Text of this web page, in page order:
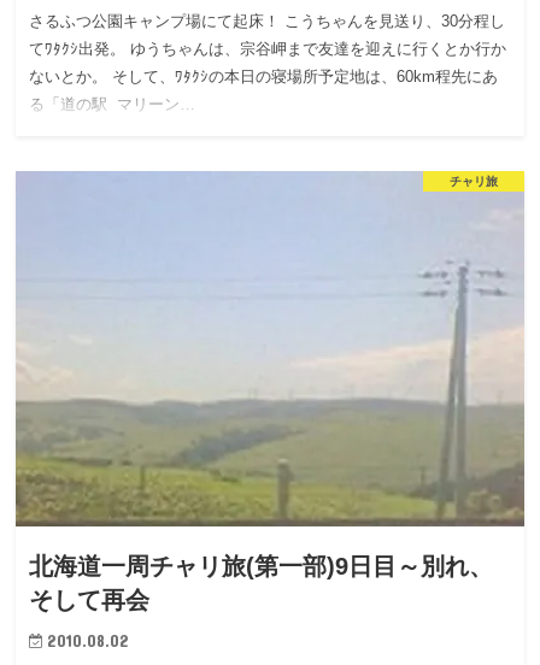
さるふつ公園キャンプ場にて起床！ こうちゃんを見送り、30分程し
てﾜﾀｸｼ出発。 ゆうちゃんは、宗谷岬まで友達を迎えに行くとか行か
ないとか。 そして、ﾜﾀｸｼの本日の寝場所予定地は、60km程先にあ
る「道の駅 マリーン…
チャリ旅
北海道一周チャリ旅(第一部)9日目～別れ、
そして再会
2010.08.02